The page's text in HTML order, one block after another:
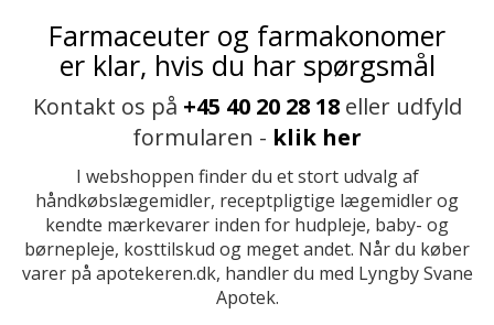
Farmaceuter og farmakonomer
er klar, hvis du har spørgsmål
Kontakt os på +45 40 20 28 18eller udfyld
formularen - klik her
I webshoppen finder du et stort udvalg af
håndkøbslægemidler, receptpligtige lægemidler og
kendte mærkevarer inden for hudpleje, baby- og
børnepleje, kosttilskud og meget andet. Når du køber
varer på apotekeren.dk, handler du med Lyngby Svane
Apotek.